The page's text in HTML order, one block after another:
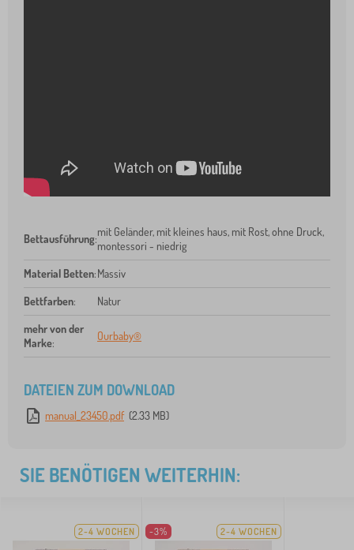
Bettausführung:
mit Geländer, mit kleines haus, mit Rost, ohne Druck,
montessori - niedrig
Material Betten:Massiv
Bettfarben: Natur
mehr von der
Marke:
Ourbaby®
DATEIEN ZUM DOWNLOAD
manual_23450.pdf (2.33 MB)
SIE BENÖTIGEN WEITERHIN:
2-4 WOCHEN -3% 2-4 WOCHEN